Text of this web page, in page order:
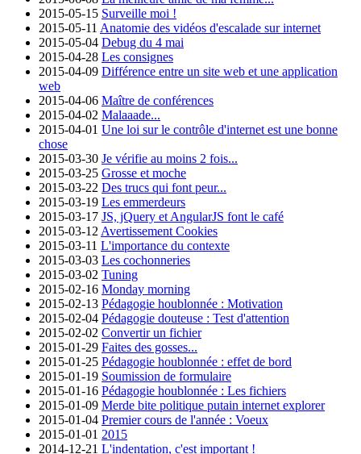
2015-05-15 Surveille moi !
2015-05-11 Anatomie des vidéos d'escalade sur internet
2015-05-04 Debug du 4 mai
2015-04-28 Les consignes
2015-04-09 Différence entre un site web et une application
web
2015-04-06 Maître de conférences
2015-04-02 Malaaade...
2015-04-01 Une loi sur le contrôle d'internet est une bonne
chose
2015-03-30 Je vérifie au moins 2 fois...
2015-03-25 Grosse et moche
2015-03-22 Des trucs qui font peur...
2015-03-19 Les emmerdeurs
2015-03-17 JS, jQuery et AngularJS font le café
2015-03-12 Avertissement Cookies
2015-03-11 L'importance du contexte
2015-03-03 Les cochonneries
2015-03-02 Tuning
2015-02-16 Monday morning
2015-02-13 Pédagogie houblonnée : Motivation
2015-02-04 Pédagogie douteuse : Test d'attention
2015-02-02 Convertir un fichier
2015-01-29 Faites des gosses...
2015-01-25 Pédagogie houblonnée : effet de bord
2015-01-19 Soumission de formulaire
2015-01-16 Pédagogie houblonnée : Les fichiers
2015-01-09 Merde bite politique putain internet explorer
2015-01-04 Premier cours de l'année : Voeux
2015-01-01 2015
2014-12-21 L'indentation, c'est important !